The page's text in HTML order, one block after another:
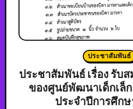
ประชาสัมพันธ์
ประชาสัมพันธ์ เรื่อง รับ
ของศูนย์พัฒนาเด็กเล็
ประจำปีการศึกษ